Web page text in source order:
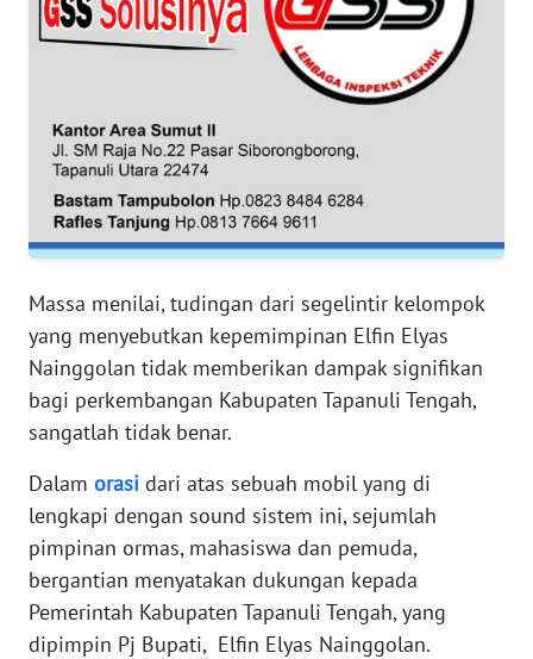
Massa menilai, tudingan dari segelintir kelompok
yang menyebutkan kepemimpinan Elfin Elyas
Nainggolan tidak memberikan dampak signifikan
bagi perkembangan Kabupaten Tapanuli Tengah,
sangatlah tidak benar.
Dalam orasi dari atas sebuah mobil yang di
lengkapi dengan sound sistem ini, sejumlah
pimpinan ormas, mahasiswa dan pemuda,
bergantian menyatakan dukungan kepada
Pemerintah Kabupaten Tapanuli Tengah, yang
dipimpin Pj Bupati, Elfin Elyas Nainggolan.
BARAT
WN
SERAMBI
WN
WN
SULTRA
WN
WN
SULTENG
WN